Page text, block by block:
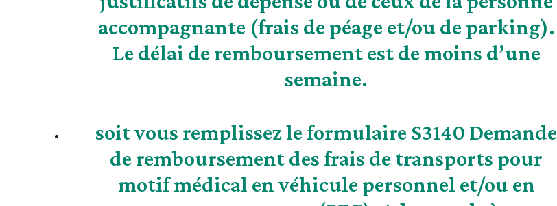
accompagnante (frais de péage et/ou de parking).
Le délai de remboursement est de moins d’une
semaine.
soit vous remplissez le formulaire S3140 Demande
de remboursement des frais de transports pour
motif médical en véhicule personnel et/ou en